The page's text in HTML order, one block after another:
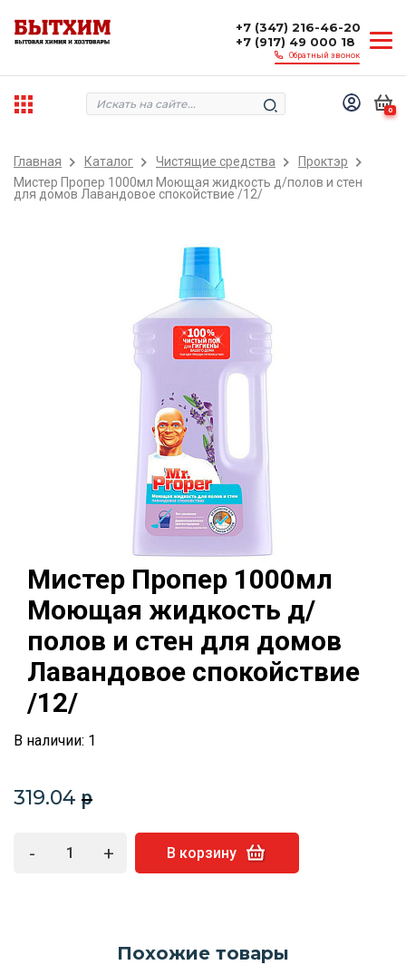
+7 (347) 216-46-20
+7 (917) 49 000 18
Обратный звонок
0
Главная Каталог Чистящие средства
Проктэр
Мистер Пропер 1000мл Моющая жидкость д/полов и стен
для домов Лавандовое спокойствие /12/
Мистер Пропер 1000мл
Моющая жидкость д/
полов и стен для домов
Лавандовое спокойствие
/12/
В наличии: 1
319.04 p
- + В корзину
Похожие товары